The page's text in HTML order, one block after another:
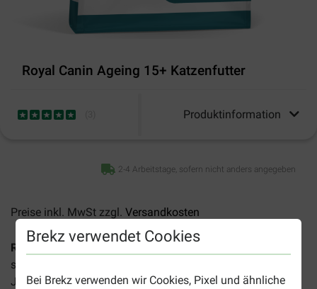
Brekz verwendet Cookies
Bei Brekz verwenden wir Cookies, Pixel und ähnliche
Royal Canin Ageing 15+ Katzenfutter
Produktinformation
2-4 Arbeitstage, sofern nicht anders angegeben
Preise inkl. MwSt zzgl. Versandkosten
Royal Canin Ageing 15+ Katzenfutter
schmackhaftes Trockenfutter für ältere Katzen ab 15
Jahren.